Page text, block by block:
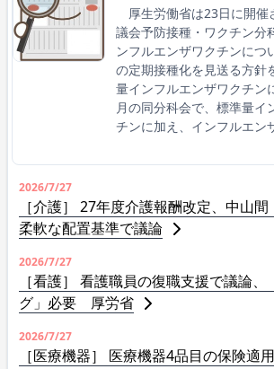
厚生労働省は23日に開催
議会予防接種・ワクチン分
ンフルエンザワクチンにつ
の定期接種化を見送る方
量インフルエンザワクチン
月の同分科会で、標準量イ
チンに加え、インフルエン
2026/7/27
［介護］ 27年度介護報酬改定、中山
柔軟な配置基準で議論
2026/7/27
［看護］ 看護職員の復職支援で議論
グ」必要 厚労省
2026/7/27
［医療機器］ 医療機器4品目の保険